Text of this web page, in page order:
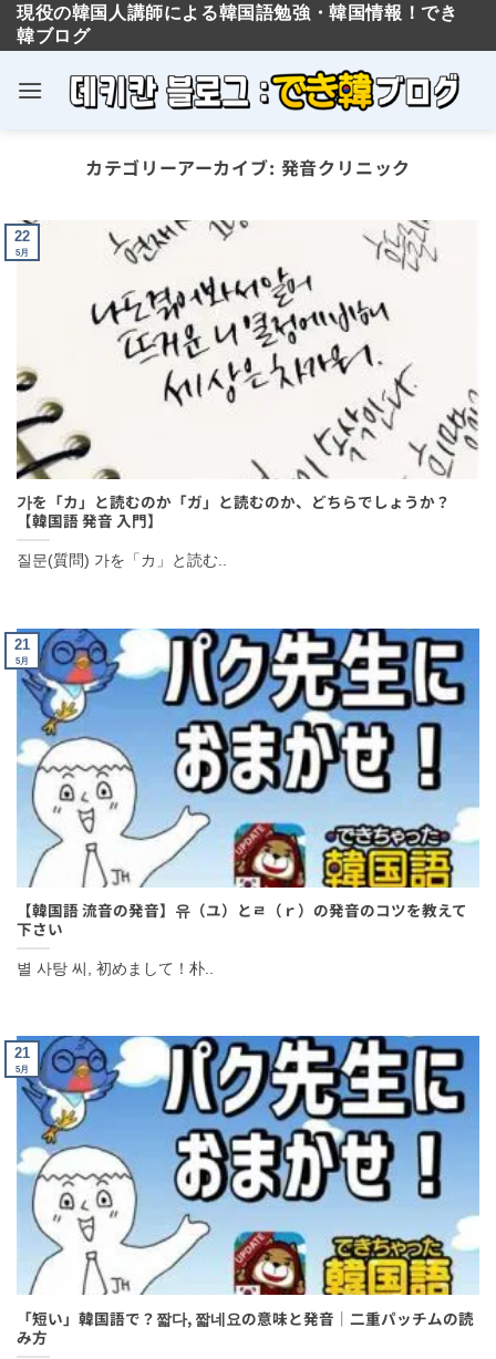
現役の韓国人講師による韓国語勉強・韓国情報！でき
韓ブログ
カテゴリーアーカイブ:発音クリニック
가を「カ」と読むのか「ガ」と読むのか、どちらでしょうか？
【韓国語 発音 入門】
질문(質問) 가を「カ」と読む..
22
5月
【韓国語 流音の発音】유（ユ）とㄹ（ｒ）の発音のコツを教え
て下さい
별 사탕 씨, 初めまして！朴..
21
5月
「短い」韓国語で？짧다, 짧네요の意味と発音｜二重パッチムの
読み方
先日は解説ありがとうございまし..
21
5月
合格率90％以上！TOPIK
講座
【2026年10月試験】TOPIKの神 クォン先生のトピック
対策講座（オンライングループ）10回で高得点と合格を
実績と詳細はタップ★（Ⓧを押すと、もう出ませ
ん）
×